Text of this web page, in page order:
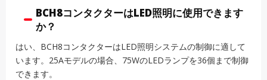
BCH8コンタクターはLED照明に使用できます
か？
はい、BCH8コンタクターはLED照明システムの制御に適して
います。25Aモデルの場合、75WのLEDランプを36個まで制御
できます。